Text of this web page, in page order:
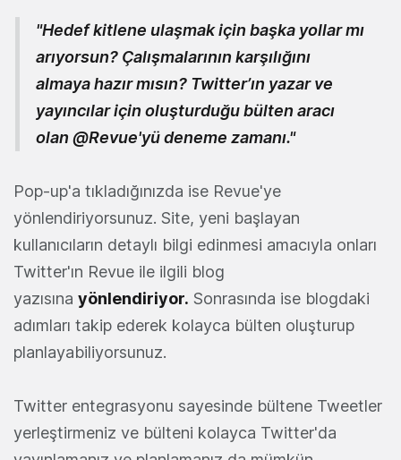
"Hedef kitlene ulaşmak için başka yollar mı
arıyorsun? Çalışmalarının karşılığını
almaya hazır mısın? Twitter’ın yazar ve
yayıncılar için oluşturduğu bülten aracı
olan @Revue'yü deneme zamanı."
Pop-up'a tıkladığınızda ise Revue'ye
yönlendiriyorsunuz. Site, yeni başlayan
kullanıcıların detaylı bilgi edinmesi amacıyla onları
Twitter'ın Revue ile ilgili blog
yazısına yönlendiriyor. Sonrasında ise blogdaki
adımları takip ederek kolayca bülten oluşturup
planlayabiliyorsunuz.
Twitter entegrasyonu sayesinde bültene Tweetler
yerleştirmeniz ve bülteni kolayca Twitter'da